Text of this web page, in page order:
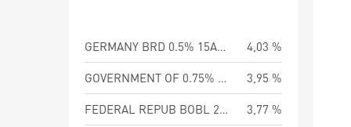
GERMANY BRD 0.5% 15Aug27
4,03 %
GOVERNMENT OF 0.75% 15Jul28
3,95 %
FEDERAL REPUB BOBL 2.4% 19Oct28
3,77 %